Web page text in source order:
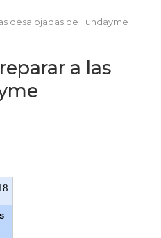
desalojadas de Tundayme
a las